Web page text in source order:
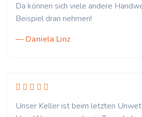
Da können sich viele andere
Beispiel dran nehmen!
— Daniela Linz
Unser Keller ist beim letzten